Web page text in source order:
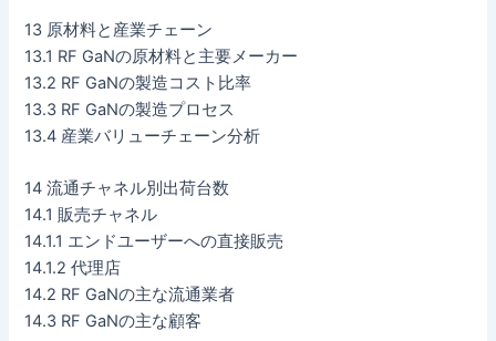
13 原材料と産業チェーン
13.1 RF GaNの原材料と主要メーカー
13.2 RF GaNの製造コスト比率
13.3 RF GaNの製造プロセス
13.4 産業バリューチェーン分析
14 流通チャネル別出荷台数
14.1 販売チャネル
14.1.1 エンドユーザーへの直接販売
14.1.2 代理店
14.2 RF GaNの主な流通業者
14.3 RF GaNの主な顧客